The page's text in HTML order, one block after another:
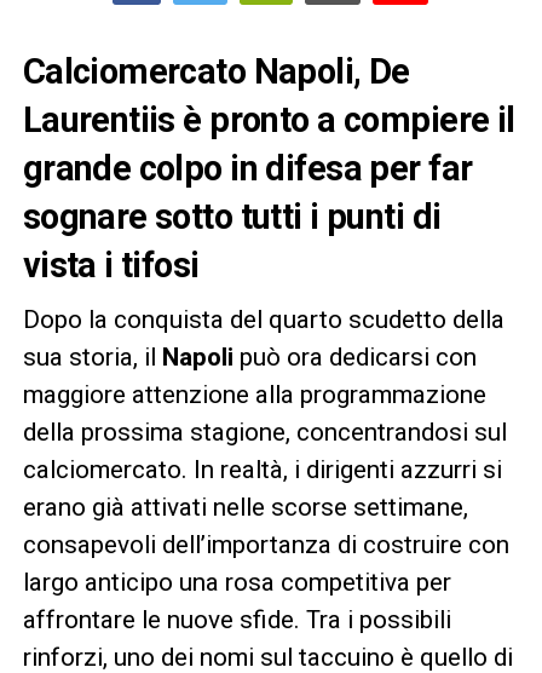
Calciomercato Napoli, De
Laurentiis è pronto a compiere il
grande colpo in difesa per far
sognare sotto tutti i punti di
vista i tifosi
Dopo la conquista del quarto scudetto della
sua storia, il Napoli può ora dedicarsi con
maggiore attenzione alla programmazione
della prossima stagione, concentrandosi sul
calciomercato. In realtà, i dirigenti azzurri si
erano già attivati nelle scorse settimane,
consapevoli dell’importanza di costruire con
largo anticipo una rosa competitiva per
affrontare le nuove sfide. Tra i possibili
rinforzi, uno dei nomi sul taccuino è quello di